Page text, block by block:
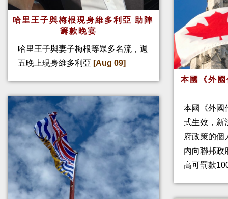
哈里王子與梅根現身維多利亞 助陣
籌款晚宴
哈里王子與妻子梅根等眾多名流，週
五晚上現身維多利亞 [Aug 09]
本國《外
本國《外國
式生效，新
府政策的個
內向聯邦政
高可罰款